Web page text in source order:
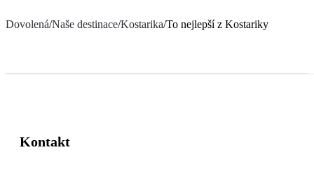
Dovolená/Naše destinace/Kostarika/To nejlepší z Kostariky
Kontakt